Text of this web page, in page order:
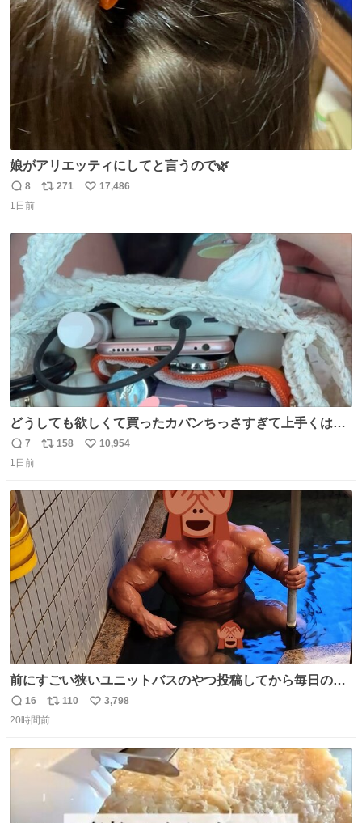
数
娘がアリエッティにしてと言うので🌿
返
信
8
リ
数
271
い
17,486
1日前
どうしても欲しくて買ったカバンちっさすぎて上手くはめ
ないと荷物入らん。女のカバンってなんでこんなちっさい
の
返
信
7
リ
ト
数
158
い
数
10,954
1日前
前にすごい狭いユニットバスのやつ投稿してから毎日のよ
うに温泉とかに連れてってもらってる。SNS効果凄い。俺
は幸せもんです・・・いつもありがとうございます🫡
返
信
16
リ
ポ
ト
数
110
い
数
3,798
20時間前